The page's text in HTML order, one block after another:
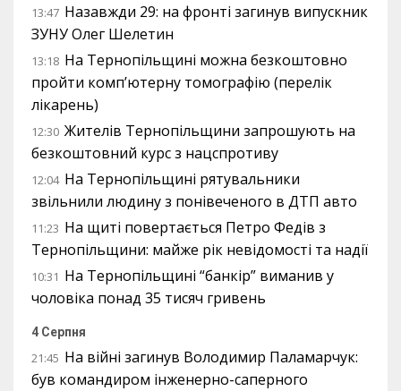
13:47 Назавжди 29: на фронті загинув випускник
ЗУНУ Олег Шелетин
13:18 На Тернопільщині можна безкоштовно
пройти комп’ютерну томографію (перелік
лікарень)
12:30 Жителів Тернопільщини запрошують на
безкоштовний курс з нацспротиву
12:04 На Тернопільщині рятувальники
звільнили людину з понівеченого в ДТП авто
11:23 На щиті повертається Петро Федів з
Тернопільщини: майже рік невідомості та надії
10:31 На Тернопільщині “банкір” виманив у
чоловіка понад 35 тисяч гривень
4 Серпня
21:45 На війні загинув Володимир Паламарчук:
був командиром інженерно-саперного